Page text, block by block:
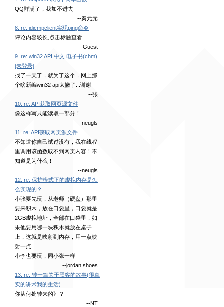
QQ群满了，我加不进去
--秦元元
8. re: idicmpclient实现ping命令
评论内容较长,点击标题查看
--Guest
9. re: win32 API 中文 电子书(chm)
[未登录]
找了一天了，就为了这个，网上那
个啥新编win32 api太撇了...谢谢
--张
10. re: API获取网页源文件
像这样写只能读取一部分！
--neugls
11. re: API获取网页源文件
不知道你自己试过没有，我在线程
里调用该函数取不到网页内容！不
知道是为什么！
--neugls
12. re: 保护模式下的虚拟内存是怎
么实现的？
小张要先玩，从老师（硬盘）那里
要来积木，放在口袋里，口袋就是
2GB虚拟地址，全部在口袋里，如
果他要用哪一块积木就放在桌子
上，这就是映射到内存，用一点映
射一点
小李也要玩，同小张一样
--jordan shoes
13. re: 转一篇关于黑客的故事(很真
实的讲术我的生活)
你从何处转来的》？
--NT